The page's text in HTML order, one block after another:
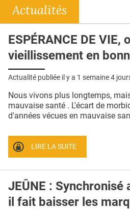
DOSSIERS
RÉSEAUX
E-REVUE SAD
QUI SOMMES-NOUS ?
CONDITIONS GÉNÉRALES
CRÉDITS
Actualités
ESPÉRANCE DE VIE,
vieillissement en
Actualité publiée il y a 1 semaine 4
Nous vivons plus longtemps,
mauvaise santé . L'écart de
d'années vécues en mauvaise
LIRE LA SUITE
JEÛNE : Synchronisé
il fait baisser les